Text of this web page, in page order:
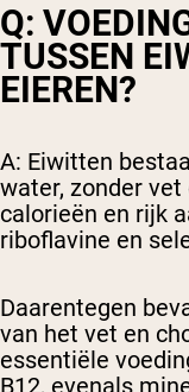
Q:
TUSSEN
EIEREN?
A: Eiwitten
water, zonder
calorieën en rijk
riboflavine en
Daarentegen
van het vet en
essentiële
B12, evenals